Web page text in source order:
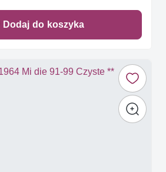
Dodaj do koszyka